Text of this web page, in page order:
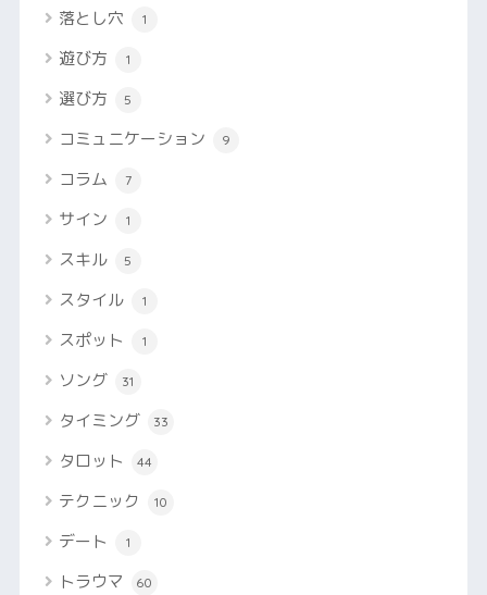
落とし穴 1
遊び方 1
選び方 5
コミュニケーション 9
コラム 7
サイン 1
スキル 5
スタイル 1
スポット 1
ソング 31
タイミング 33
タロット 44
テクニック 10
デート 1
トラウマ 60